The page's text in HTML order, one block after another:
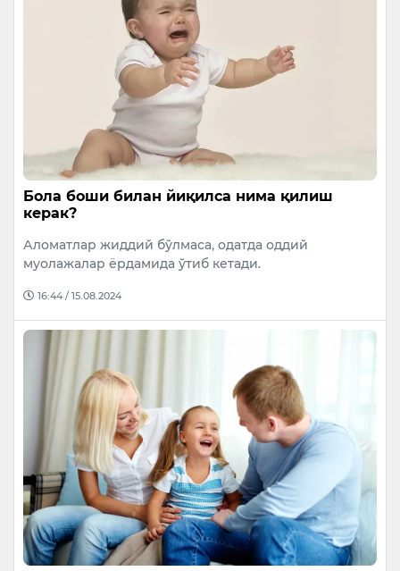
Бола боши билан йиқилса нима қилиш
керак?
Аломатлар жиддий бўлмаса, одатда оддий
муолажалар ёрдамида ўтиб кетади.
16:44 / 15.08.2024